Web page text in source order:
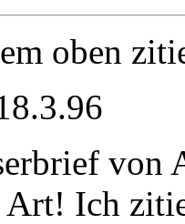
oben
Art! Ich